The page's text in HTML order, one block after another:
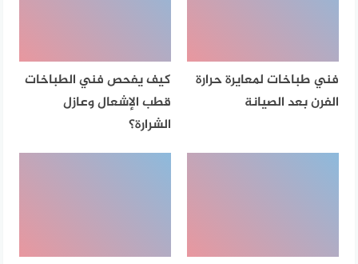
فني طباخات لمعايرة حرارة
الفرن بعد الصيانة
كيف يفحص فني الطباخات
قطب الإشعال وعازل
الشرارة؟